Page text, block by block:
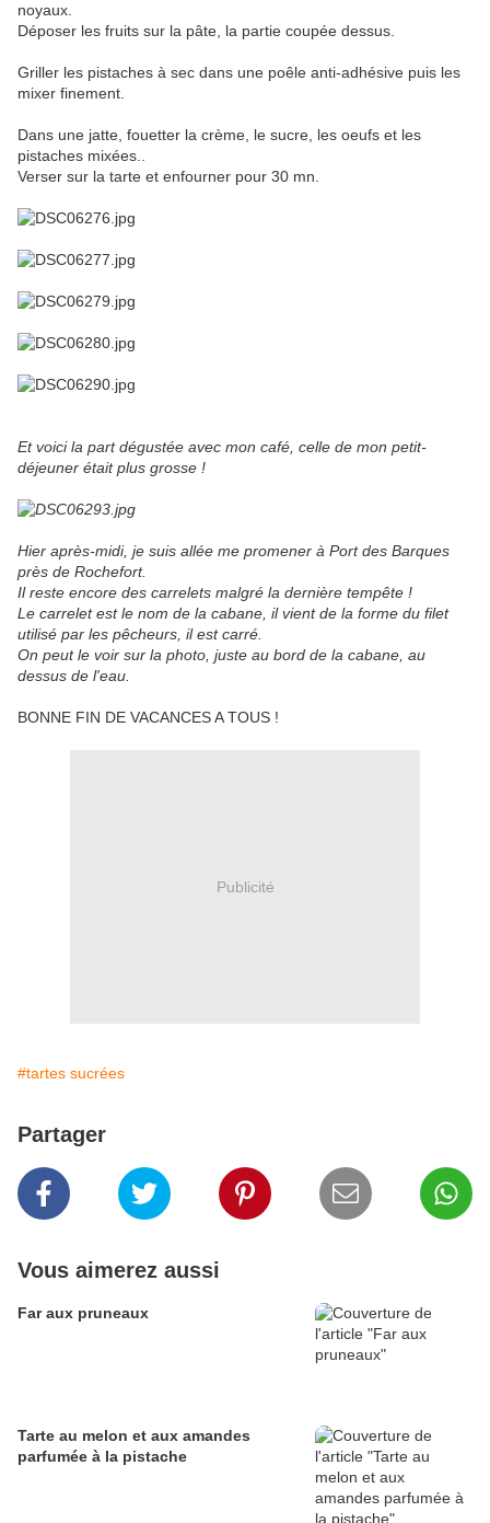
noyaux.
Déposer les fruits sur la pâte, la partie coupée dessus.
Griller les pistaches à sec dans une poêle anti-adhésive puis les
mixer finement.
Dans une jatte, fouetter la crème, le sucre, les oeufs et les
pistaches mixées..
Verser sur la tarte et enfourner pour 30 mn.
Et voici la part dégustée avec mon café, celle de mon petit-
déjeuner était plus grosse !
Hier après-midi, je suis allée me promener à Port des Barques
près de Rochefort.
Il reste encore des carrelets malgré la dernière tempête !
Le carrelet est le nom de la cabane, il vient de la forme du filet
utilisé par les pêcheurs, il est carré.
On peut le voir sur la photo, juste au bord de la cabane, au
dessus de l'eau.
BONNE FIN DE VACANCES A TOUS !
Publicité
#tartes sucrées
Partager
Vous aimerez aussi
Far aux pruneaux
Tarte au melon et aux amandes
parfumée à la pistache